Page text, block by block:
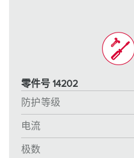
零件号 14202
防护等级
电流
极数